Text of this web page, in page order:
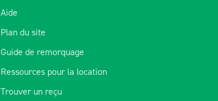
Aide
Plan du site
Guide de remorquage
Ressources pour la location
Trouver un reçu